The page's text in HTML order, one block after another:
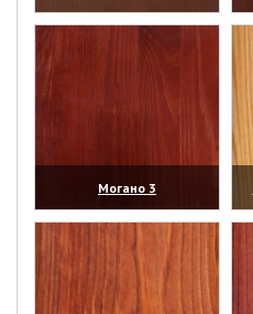
(увеличить)
Могано 3
(увеличить)